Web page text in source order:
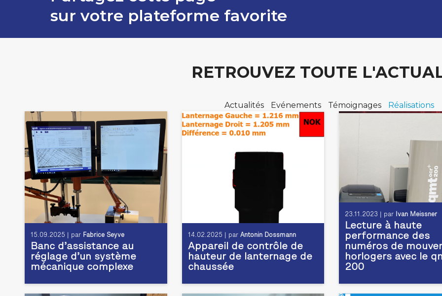
sur votre plateforme favorite
RETROUVEZ TOUTE
Actualités Evénements Témoignages Réalisations
15.09.2025 | par Fabrice Seyve
Banc d’assistance au
réglage d’un système
mécanique complexe
14.02.2025 | par Antonin Dossmann
Appareil de contrôle de
hauteur de lanternage de
chaussée
23.11.2023 | par Ivan Meissner
Lecture à haute
performance des
numéros de
horlogers avec le
200